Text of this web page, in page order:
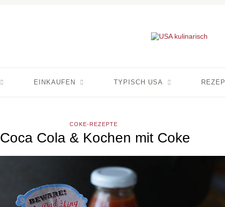
EINKAUFEN TYPISCH USA
COKE-REZEPTE
Coca Cola & Kochen mit Coke